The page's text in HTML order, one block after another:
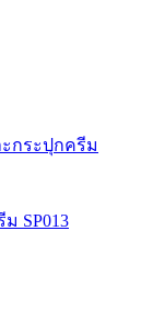
SP013